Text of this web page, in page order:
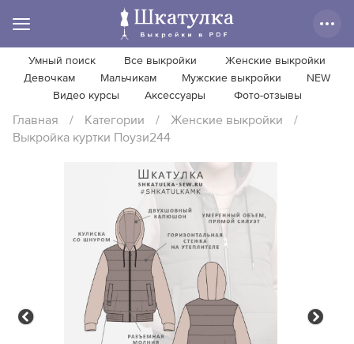
Умный поиск Все выкройки
Женские выкройки
Девочкам
Мальчикам Мужские выкройки
NEW
Видео курсы
Аксессуары Фото-отзывы
Главная / Категории / Женские выкройки
/
Выкройка куртки Поузи244